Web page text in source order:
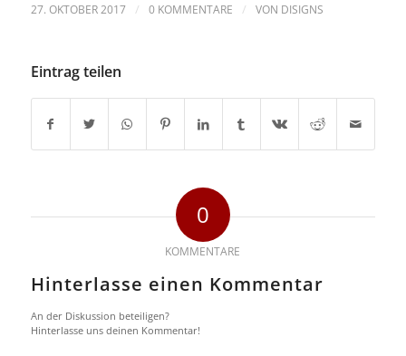
27. OKTOBER 2017 / 0 KOMMENTARE / VON DISIGNS
Eintrag teilen
0
KOMMENTARE
Hinterlasse einen Kommentar
An der Diskussion beteiligen?
Hinterlasse uns deinen Kommentar!